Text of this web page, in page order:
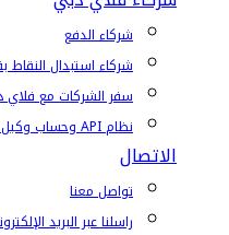
شركاء الدفع
شركاء استبدال
سفر الشركات مع فلاي
نظام API وحساب وكيل سفر جديد
الاتصال
تواصل معنا
راسلنا عبر البريد